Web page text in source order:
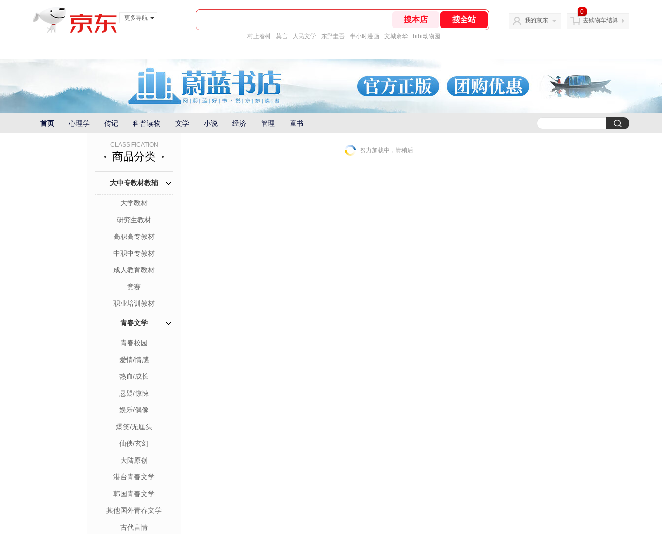
更多导航
村上春树 莫言 人民文学 东野圭吾 半小时漫画 文城余华 bibi动物园
我的京东
0
去购物车结算
首页 心理学 传记 科普读物 文学 小说 经济 管理 童书
CLASSIFICATION
商品分类
大中专教材教辅
大学教材
研究生教材
高职高专教材
中职中专教材
成人教育教材
竞赛
职业培训教材
青春文学
青春校园
爱情/情感
热血/成长
悬疑/惊悚
娱乐/偶像
爆笑/无厘头
仙侠/玄幻
大陆原创
港台青春文学
韩国青春文学
其他国外青春文学
古代言情
努力加载中，请稍后...